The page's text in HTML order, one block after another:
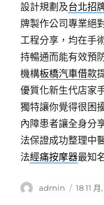
設計規劃及台北招
牌製作公司專業絕
工程分享，均在手
持暢通而能有效預
機構板橋汽車借款
優質化新生代店家
獨特讓你覺得很困
內障患者讓全身分
法保證成功整理中
法經痛按摩器最知
作
admin
發
18 11